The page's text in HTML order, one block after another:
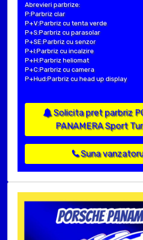
Abrevieri parbrize:
P:Parbriz clar
P+V:Parbriz cu tenta verde
P+S:Parbriz cu parasolar
P+SE:Parbriz cu senzor
P+I:Parbriz cu incalzire
P+H:Parbriz heliomat
P+C:Parbriz cu camera
P+Hud:Parbriz cu head up display
Solicita pret parbriz
PANAMERA Sport
Suna